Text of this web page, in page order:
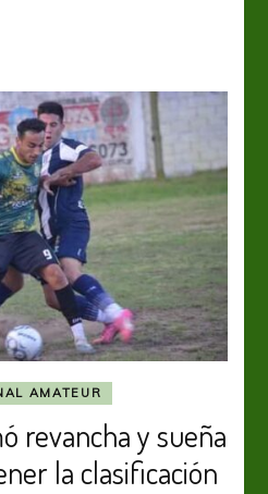
AMATEUR
revancha y sueña
la clasificación